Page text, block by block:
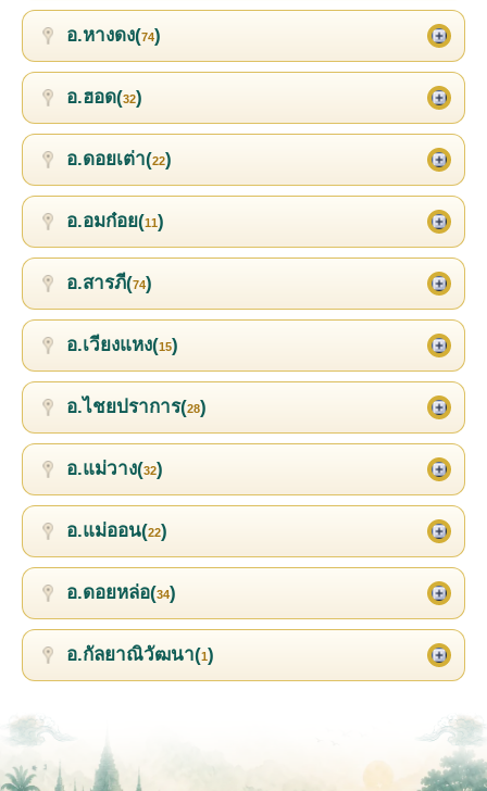
อ.หางดง(74)
อ.ฮอด(32)
อ.ดอยเต่า(22)
อ.อมก๋อย(11)
อ.สารภี(74)
อ.เวียงแหง(15)
อ.ไชยปราการ(28)
อ.แม่วาง(32)
อ.แม่ออน(22)
อ.ดอยหล่อ(34)
อ.กัลยาณิวัฒนา(1)